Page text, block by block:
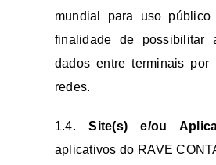
mundial para uso
finalidade de possibilitar
dados entre terminais por
redes.
1.4.Site(s) e/ou
aplicativos do RAVE